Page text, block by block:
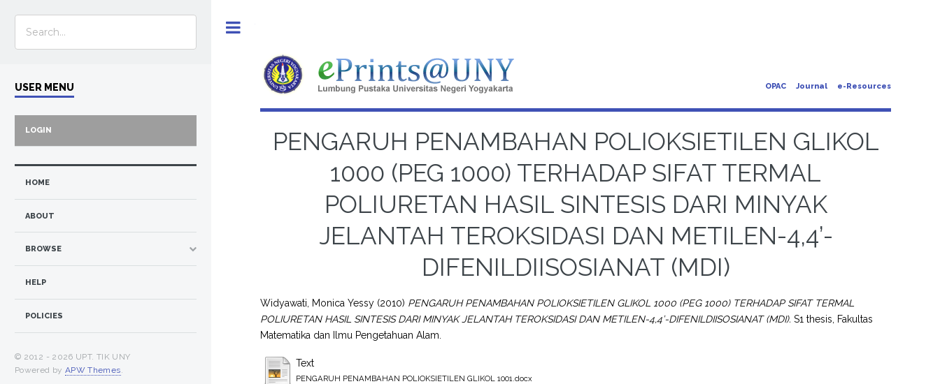
OPAC Journal e-Resources
PENGARUH PENAMBAHAN POLIOKSIETILEN GLIKOL
1000 (PEG 1000) TERHADAP SIFAT TERMAL
POLIURETAN HASIL SINTESIS DARI MINYAK
JELANTAH TEROKSIDASI DAN METILEN-4,4’-
DIFENILDIISOSIANAT (MDI)
Widyawati, Monica Yessy (2010) PENGARUH PENAMBAHAN POLIOKSIETILEN GLIKOL 1000 (PEG 1000) TERHADAP SIFAT TERMAL
POLIURETAN HASIL SINTESIS DARI MINYAK JELANTAH TEROKSIDASI DAN METILEN-4,4’-DIFENILDIISOSIANAT (MDI). S1 thesis, Fakultas
Matematika dan Ilmu Pengetahuan Alam.
Text
PENGARUH PENAMBAHAN POLIOKSIETILEN GLIKOL 1001.docx
USER MENU
LOGIN
HOME
ABOUT
BROWSE
HELP
POLICIES
© 2012 - 2026 UPT. TIK UNY
Powered by APW Themes